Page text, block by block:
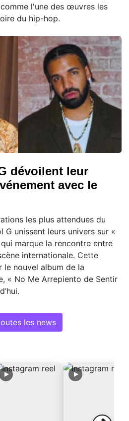
l'une des œuvres les
du hip-hop.
dévoilent leur
avec le
les plus attendues du
G unissent leurs univers sur «
marque la rencontre entre
internationale. Cette
nouvel album de la
« No Me Arrepiento de Sentir
les news